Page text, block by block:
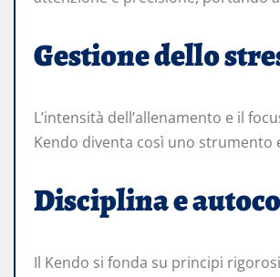
Gestione dello
L’intensità dell’allenamento e il
Kendo diventa così uno
Disciplina e
Il Kendo si fonda su principi